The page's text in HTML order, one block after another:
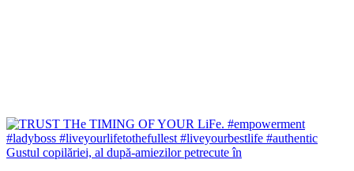
Gustul copilăriei, al după-amiezilor petrecute în